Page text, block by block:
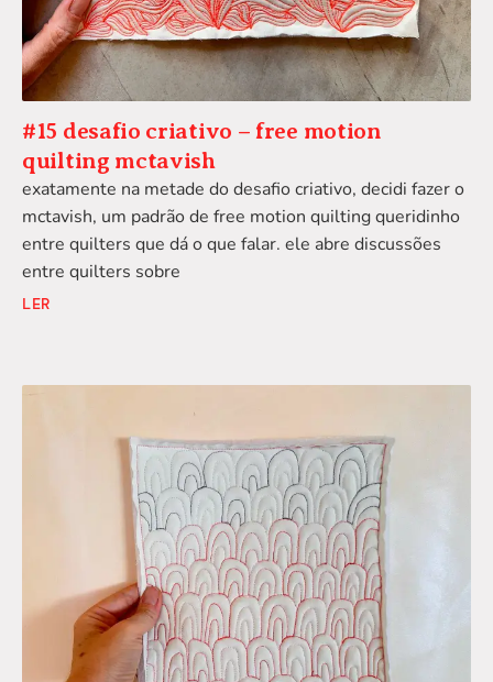
#15 desafio criativo – free motion
quilting mctavish
exatamente na metade do desafio criativo, decidi fazer o
mctavish, um padrão de free motion quilting queridinho
entre quilters que dá o que falar. ele abre discussões
entre quilters sobre
LER